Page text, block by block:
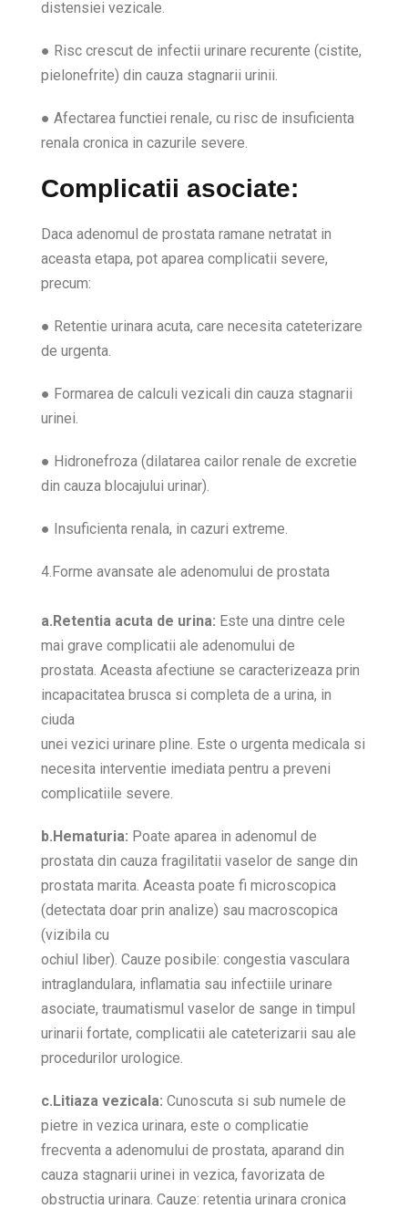
distensiei vezicale.
● Risc crescut de infectii urinare recurente (cistite,
pielonefrite) din cauza stagnarii urinii.
● Afectarea functiei renale, cu risc de insuficienta
renala cronica in cazurile severe.
Complicatii asociate:
Daca adenomul de prostata ramane netratat in
aceasta etapa, pot aparea complicatii severe,
precum:
● Retentie urinara acuta, care necesita cateterizare
de urgenta.
● Formarea de calculi vezicali din cauza stagnarii
urinei.
● Hidronefroza (dilatarea cailor renale de excretie
din cauza blocajului urinar).
● Insuficienta renala, in cazuri extreme.
4.Forme avansate ale adenomului de prostata
a.Retentia acuta de urina: Este una dintre cele
mai grave complicatii ale adenomului de
prostata. Aceasta afectiune se caracterizeaza prin
incapacitatea brusca si completa de a urina, in
ciuda
unei vezici urinare pline. Este o urgenta medicala si
necesita interventie imediata pentru a preveni
complicatiile severe.
b.Hematuria: Poate aparea in adenomul de
prostata din cauza fragilitatii vaselor de sange din
prostata marita. Aceasta poate fi microscopica
(detectata doar prin analize) sau macroscopica
(vizibila cu
ochiul liber). Cauze posibile: congestia vasculara
intraglandulara, inflamatia sau infectiile urinare
asociate, traumatismul vaselor de sange in timpul
urinarii fortate, complicatii ale cateterizarii sau ale
procedurilor urologice.
c.Litiaza vezicala: Cunoscuta si sub numele de
pietre in vezica urinara, este o complicatie
frecventa a adenomului de prostata, aparand din
cauza stagnarii urinei in vezica, favorizata de
obstructia urinara. Cauze: retentia urinara cronica